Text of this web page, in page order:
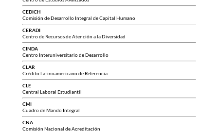
CEDICH
Comisión de Desarrollo Integral de Capital Humano
CERADI
Centro de Recursos de Atención a la Diversidad
CINDA
Centro Interuniversitario de Desarrollo
CLAR
Crédito Latinoamericano de Referencia
CLE
Central Laboral Estudiantil
CMI
Cuadro de Mando Integral
CNA
Comisión Nacional de Acreditación